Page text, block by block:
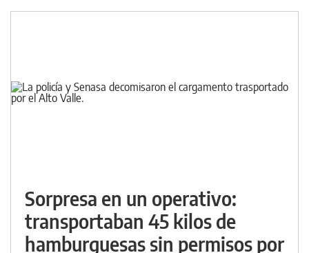
Sorpresa en un operativo:
transportaban 45 kilos de
hamburguesas sin permisos por